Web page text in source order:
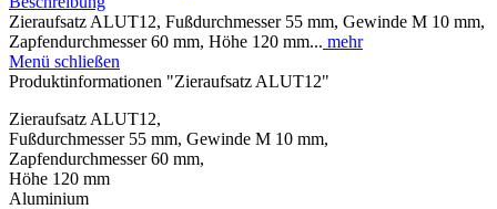
Zieraufsatz ALUT12, Fußdurchmesser 55 mm, Gewinde M 10 mm,
Zapfendurchmesser 60 mm, Höhe 120 mm... mehr
Menü schließen
Produktinformationen "Zieraufsatz ALUT12"
Zieraufsatz ALUT12,
Fußdurchmesser 55 mm, Gewinde M 10 mm,
Zapfendurchmesser 60 mm,
Höhe 120 mm
Aluminium